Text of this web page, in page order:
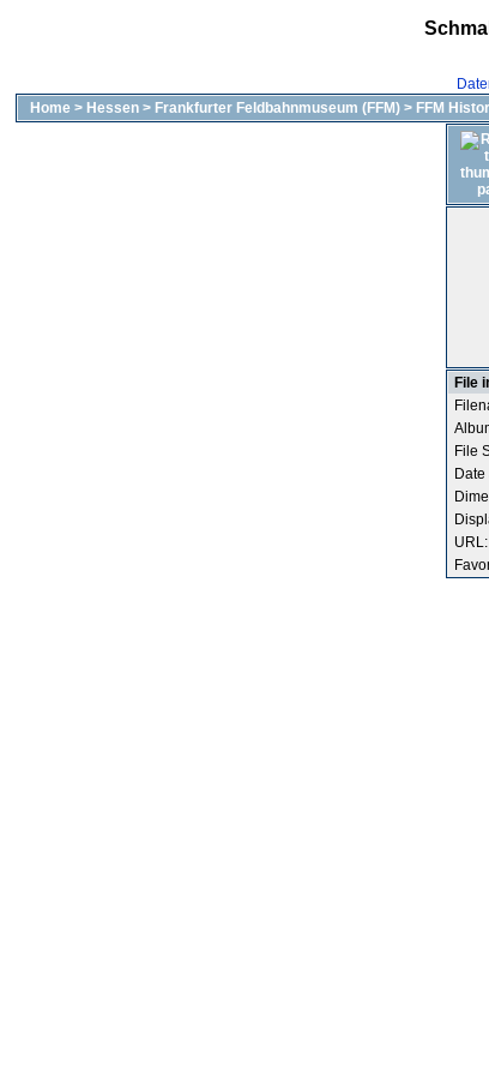
Home > Hessen > Frankfurter Feldbahnmuseum (FFM) > FFM
File
File
URL: